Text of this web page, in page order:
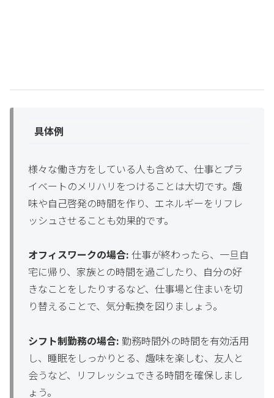
具体例
様々な働き方をしている人も含めて、仕事とプラ
イベートのメリハリをつけることは大切です。趣
味や自己啓発の時間を作り、エネルギーをリフレ
ッシュさせることも効果的です。
オフィスワークの場合: 仕事が終わったら、一旦自
宅に帰り、家族との時間を過ごしたり、自分の好
きなことをしたりするなど、仕事場と住まいを切
り替えることで、気分転換を図りましょう。
シフト制勤務の場合: 勤務時間外の時間を有効活用
し、睡眠をしっかりとる、趣味を楽しむ、友人と
会うなど、リフレッシュできる時間を確保しまし
ょう。